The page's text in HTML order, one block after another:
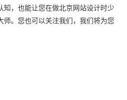
知，也能让您在做北京网站设计时少
师。您也可以关注我们，我们将为您